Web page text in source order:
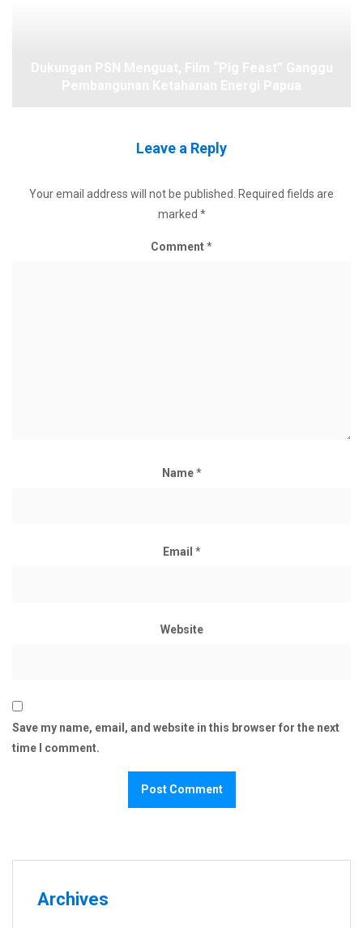
Leave a Reply
Your email address will not be published.
Required fields are
marked *
Comment*
Name*
Email *
Website
Save my name, email, and website in this browser for the next
time I comment.
Archives